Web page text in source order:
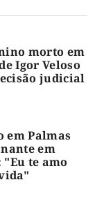
morto em
Igor Veloso
judicial
em Palmas
em
te amo